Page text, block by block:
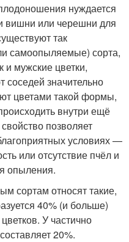
нуждается
вишни или черешни для
так
самоопыляемые) сорта,
и мужские цветки,
соседей значительно
цветами такой формы,
внутри ещё
позволяет
условиях —
или отсутствие пчёл и
опыления.
сортам относят такие,
40% (и больше)
У частично
20%.